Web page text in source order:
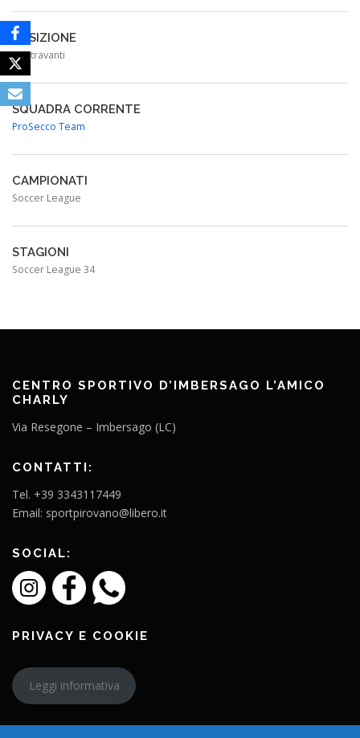
POSIZIONE
Centravanti
SQUADRA CORRENTE
ProSecco Team
CAMPIONATI
Soccer League
STAGIONI
Soccer League 34
CENTRO SPORTIVO D’IMBERSAGO L’AMICO
CHARLY
Via Resegone – Imbersago (LC)
CONTATTI:
Tel. +39 3343117449
Email: sportpirovano@libero.it
SOCIAL:
PRIVACY E COOKIE
Leggi informativa